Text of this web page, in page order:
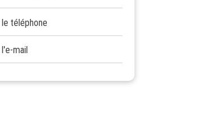
téléphone
mail